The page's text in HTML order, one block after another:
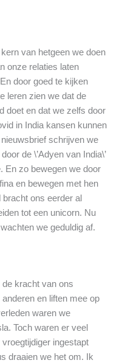
van hetgeen we doen
onze relaties laten
door goed te kijken
leren zien we dat de
doet en dat we zelfs door
in India kansen kunnen
schrijven we
de \’Adyen van India\’
En zo bewegen we door
en bewegen met hen
ons eerder al
tot een unicorn. Nu
we geduldig af.
de kracht van ons
en liften mee op
waren we
Toch waren er veel
ingestapt
draaien we het om. Ik